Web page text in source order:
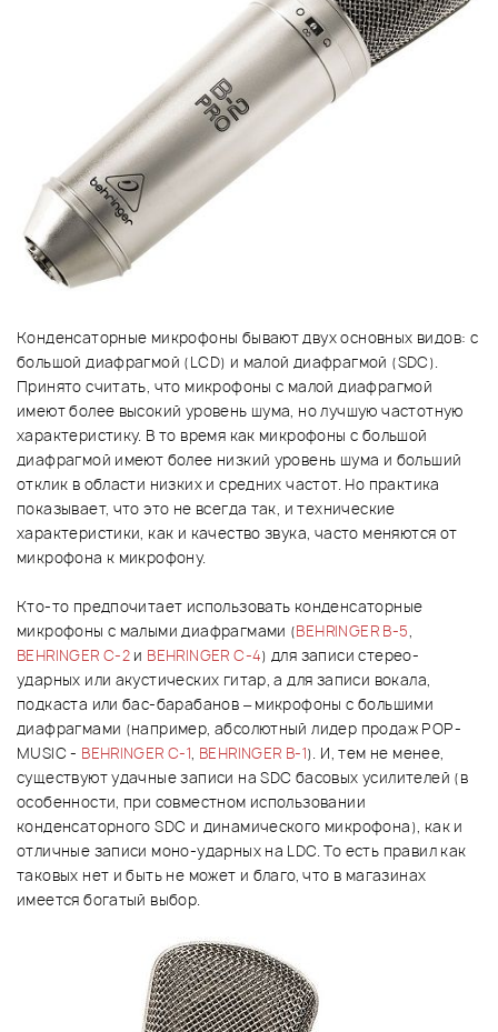
Конденсаторные микрофоны бывают двух основных видов: с
большой диафрагмой (LCD) и малой диафрагмой (SDC).
Принято считать, что микрофоны с малой диафрагмой
имеют более высокий уровень шума, но лучшую частотную
характеристику. В то время как микрофоны с большой
диафрагмой имеют более низкий уровень шума и больший
отклик в области низких и средних частот. Но практика
показывает, что это не всегда так, и технические
характеристики, как и качество звука, часто меняются от
микрофона к микрофону.
Кто-то предпочитает использовать конденсаторные
микрофоны с малыми диафрагмами (BEHRINGER B-5,
BEHRINGER C-2 и BEHRINGER C-4) для записи стерео-
ударных или акустических гитар, а для записи вокала,
подкаста или бас-барабанов – микрофоны с большими
диафрагмами (например, абсолютный лидер продаж POP-
MUSIC - BEHRINGER C-1, BEHRINGER B-1). И, тем не менее,
существуют удачные записи на SDC басовых усилителей (в
особенности, при совместном использовании
конденсаторного SDC и динамического микрофона), как и
отличные записи моно-ударных на LDC. То есть правил как
таковых нет и быть не может и благо, что в магазинах
имеется богатый выбор.